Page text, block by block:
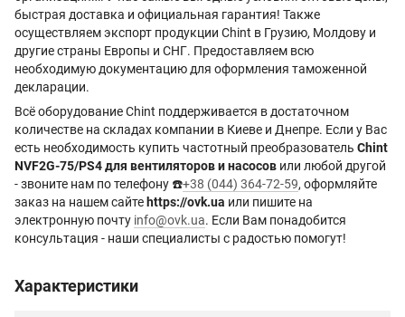
быстрая доставка и официальная гарантия! Также
осуществляем экспорт продукции Chint в Грузию, Молдову и
другие страны Европы и СНГ. Предоставляем всю
необходимую документацию для оформления таможенной
декларации.
Всё оборудование Chint поддерживается в достаточном
количестве на складах компании в Киеве и Днепре. Если у Вас
есть необходимость купить частотный преобразователь Chint
NVF2G-75/PS4 для вентиляторов и насосов или любой другой
- звоните нам по телефону ☎️+38 (044) 364-72-59, оформляйте
заказ на нашем сайте https://ovk.ua или пишите на
электронную почту info@ovk.ua. Если Вам понадобится
консультация - наши специалисты с радостью помогут!
Характеристики